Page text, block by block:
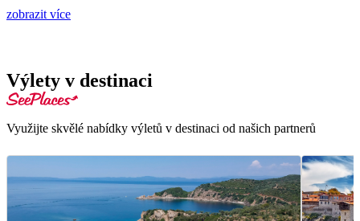
zobrazit více
Výlety v destinaci
Využijte skvělé nabídky výletů v destinaci od našich partnerů